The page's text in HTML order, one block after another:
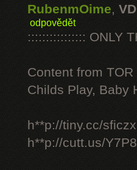
RubenmOime,
odpovědět
:::::::::::::::: ONLY
Content from
Childs Play, Baby
h**p://tiny.cc/sficzx
h**p://cutt.us/